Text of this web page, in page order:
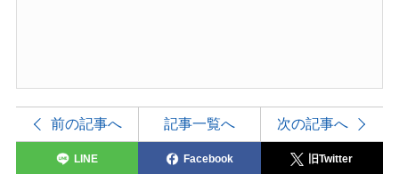
前の記事へ 記事一覧へ 次の記事へ
LINE Facebook 旧Twitter